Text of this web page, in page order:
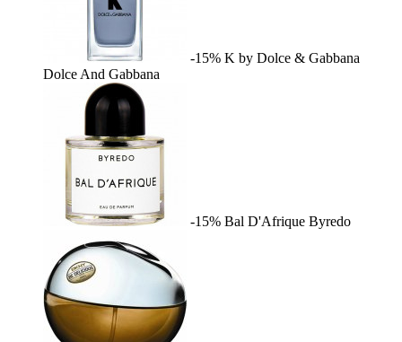
-15% K by Dolce & Gabbana
Dolce And Gabbana
-15% Bal D'Afrique Byredo